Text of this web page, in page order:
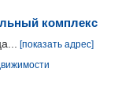
комплекс
[показать адрес]